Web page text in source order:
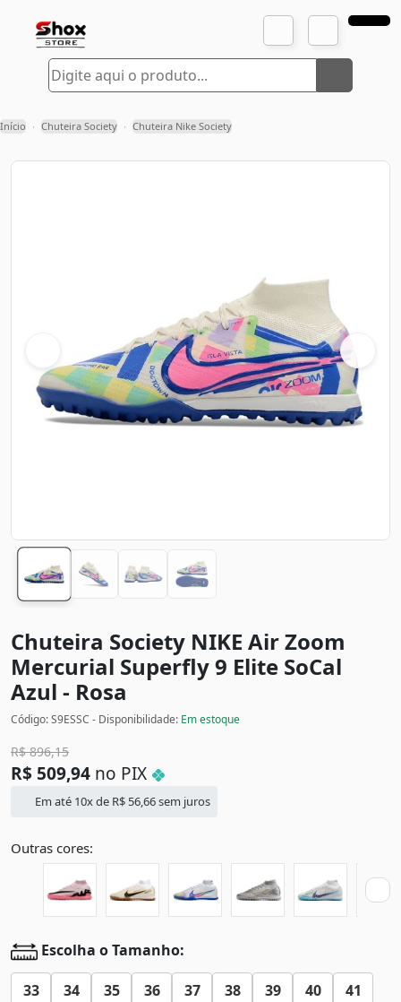
Início › Chuteira Society › Chuteira Nike Society
Chuteira Society NIKE Air Zoom
Mercurial Superfly 9 Elite SoCal
Azul - Rosa
Código: S9ESSC - Disponibilidade: Em estoque
R$896,15
R$ 509,94 no PIX
Em até 10x de R$ 56,66sem juros
Outras cores:
Escolha o Tamanho:
33 34 35 36 37 38 39 40
41